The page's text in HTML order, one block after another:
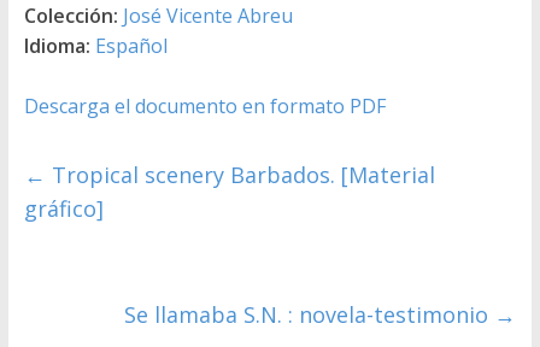
Colección: José Vicente Abreu
Idioma: Español
Descarga el documento en formato PDF
← Tropical scenery Barbados. [Material
gráfico]
Se llamaba S.N. : novela-testimonio →